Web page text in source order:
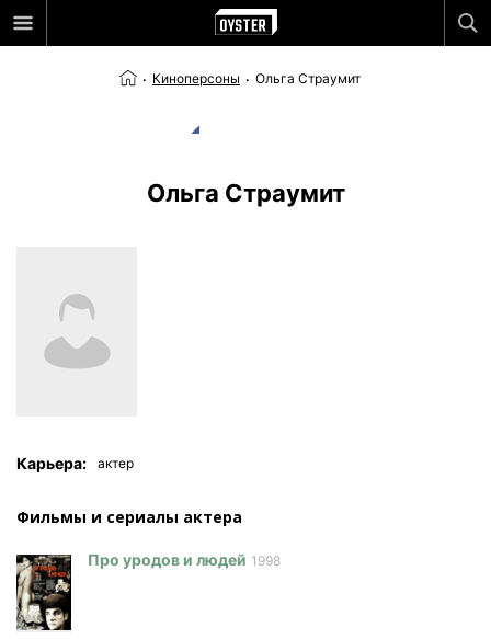
Киноперсоны Ольга Страумит
Ольга Страумит
Карьера: актер
Фильмы и сериалы актера
Про уродов и людей 1998